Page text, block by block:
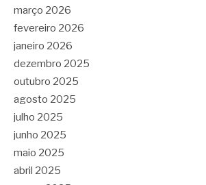
março 2026
fevereiro 2026
janeiro 2026
dezembro 2025
outubro 2025
agosto 2025
julho 2025
junho 2025
maio 2025
abril 2025